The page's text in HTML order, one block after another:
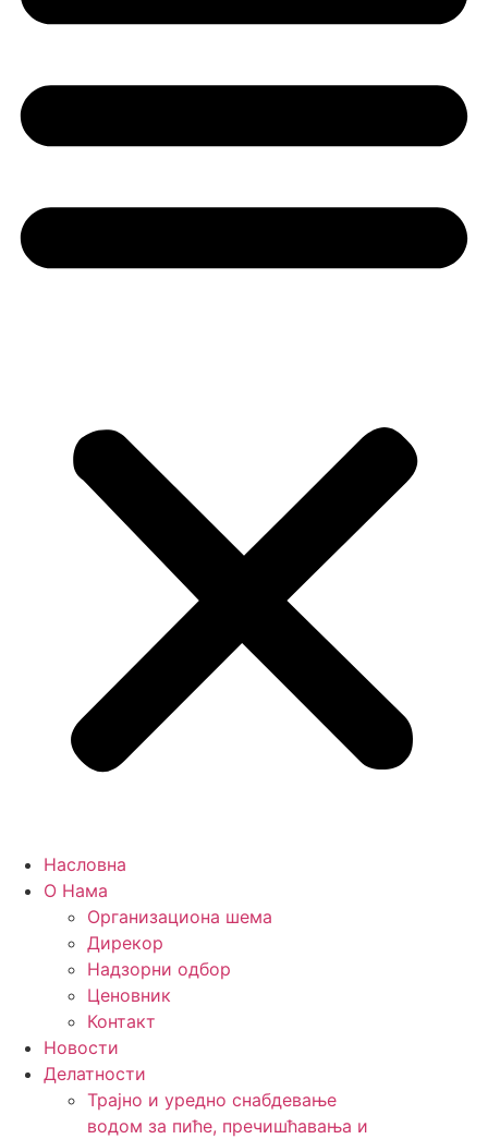
Насловна
О Нама
Организациона шема
Дирекор
Надзорни одбор
Ценовник
Контакт
Новости
Делатности
Трајно и уредно снабдевање
водом за пиће, пречишћавања и